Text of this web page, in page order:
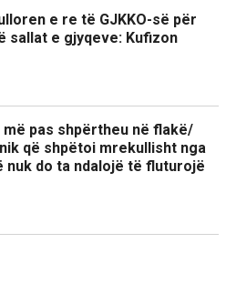
e re të GJKKO-së për
sallat e gjyqeve: Kufizon
pas shpërtheu në flakë/
që shpëtoi mrekullisht nga
nuk do ta ndalojë të fluturojë